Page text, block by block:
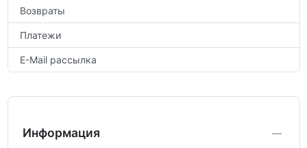
Возвраты
Платежи
E-Mail рассылка
Информация